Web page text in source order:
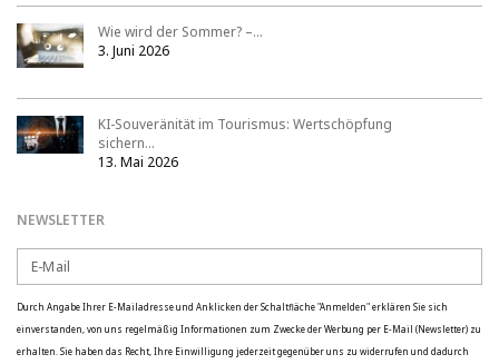
Wie wird der Sommer? –…
3. Juni 2026
KI-Souveränität im Tourismus: Wertschöpfung
sichern…
13. Mai 2026
NEWSLETTER
Durch Angabe Ihrer E-Mailadresse und Anklicken der Schaltfläche "Anmelden" erklären Sie sich
einverstanden, von uns regelmäßig Informationen zum Zwecke der Werbung per E-Mail (Newsletter) zu
erhalten. Sie haben das Recht, Ihre Einwilligung jederzeit gegenüber uns zu widerrufen und dadurch